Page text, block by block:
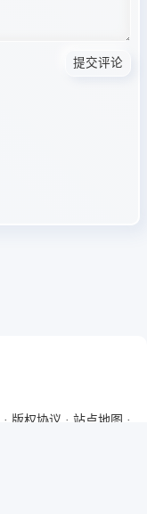
提交评论
· 版权协议 · 站点地图 ·